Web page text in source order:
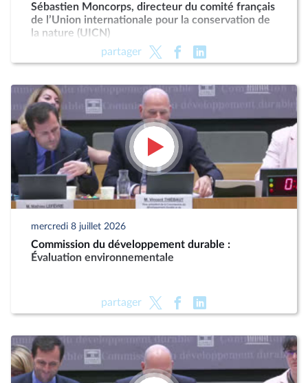
Sébastien Moncorps, directeur du comité français
de l’Union internationale pour la conservation de
la nature (UICN)
partager
mercredi 8 juillet 2026
Commission du développement durable :
Évaluation environnementale
partager